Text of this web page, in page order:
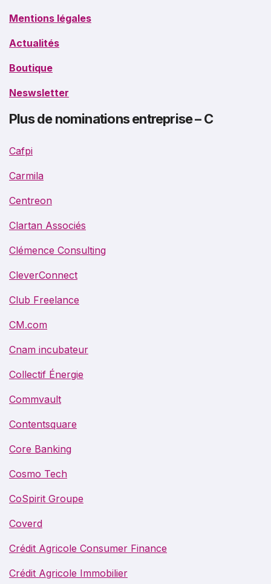
Mentions légales
Actualités
Boutique
Neswsletter
Plus de nominations entreprise – C
Cafpi
Carmila
Centreon
Clartan Associés
Clémence Consulting
CleverConnect
Club Freelance
CM.com
Cnam incubateur
Collectif Énergie
Commvault
Contentsquare
Core Banking
Cosmo Tech
CoSpirit Groupe
Coverd
Crédit Agricole Consumer Finance
Crédit Agricole Immobilier